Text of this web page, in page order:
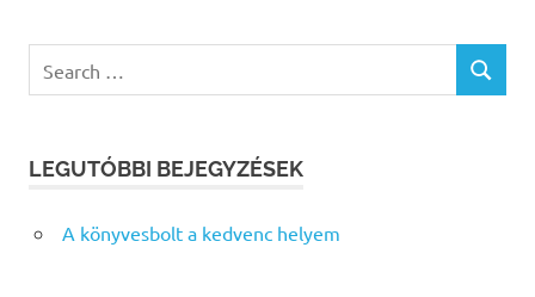
for:
SEARCH
LEGUTÓBBI BEJEGYZÉSEK
A könyvesbolt a kedvenc helyem